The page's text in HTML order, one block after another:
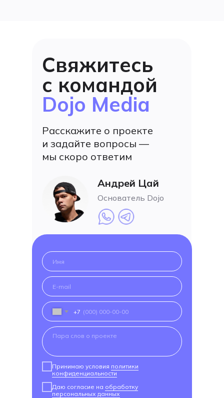
Андрей Цай
Основатель Dojo
Dojo Media
Свяжитесь
с командой
Расскажите о проекте
и задайте вопросы —
мы скоро ответим
+7
Принимаю условия политики
конфиденциальности
Даю согласие на обработку
персональных данных